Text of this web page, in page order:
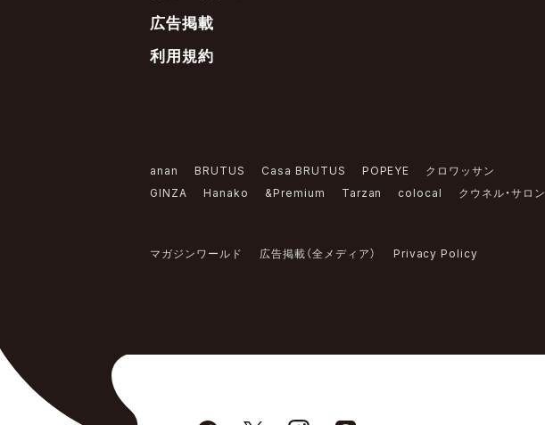
広告掲載
利用規約
anan BRUTUS Casa BRUTUS POPEYE
クロワッサン
GINZA
Hanako &Premium Tarzan colocal クウネル・サロン
マガジンワールド 広告掲載（全メディア） Privacy Policy